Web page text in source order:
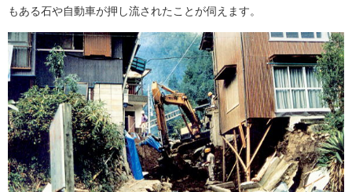
もある石や自動車が押し流されたことが伺えます。